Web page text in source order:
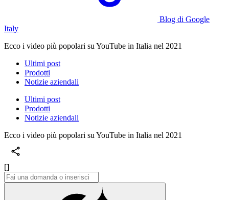
Blog di Google
Italy
Ecco i video più popolari su YouTube in Italia nel 2021
Ultimi post
Prodotti
Notizie aziendali
Ultimi post
Prodotti
Notizie aziendali
Ecco i video più popolari su YouTube in Italia nel 2021
[]